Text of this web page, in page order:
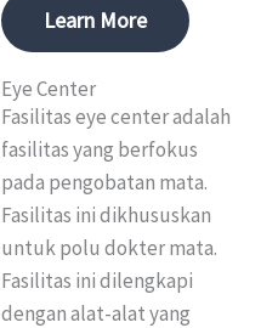
Learn More
Eye Center
Fasilitas eye center adalah
fasilitas yang berfokus
pada pengobatan mata.
Fasilitas ini dikhususkan
untuk polu dokter mata.
Fasilitas ini dilengkapi
dengan alat-alat yang